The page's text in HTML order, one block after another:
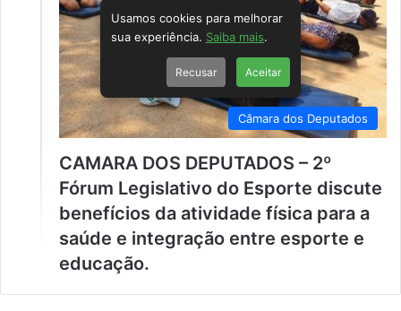
Câmara dos Deputados
CAMARA DOS DEPUTADOS – 2º
Fórum Legislativo do Esporte discute
benefícios da atividade física para a
saúde e integração entre esporte e
educação.
Usamos cookies para melhorar
sua experiência. Saiba mais.
Recusar Aceitar